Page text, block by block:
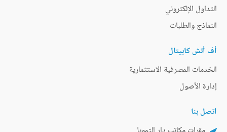
التداول الإلكتروني
النماذج والطلبات
أف أتش كابيتال
الخدمات المصرفية الاستثمارية
إدارة الأصول
اتصل بنا